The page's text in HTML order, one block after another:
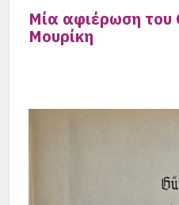
Μία αφιέρωση του
Μουρίκη